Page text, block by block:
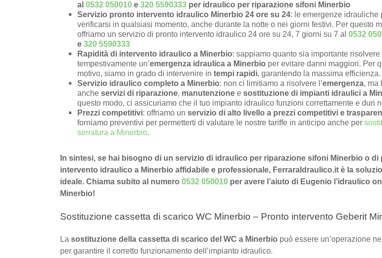
al 0532 050010 e 320 5590333 per idraulico per riparazione sifoni Minerbio
Servizio pronto intervento idraulico Minerbio 24 ore su 24: le emergenze idrauliche
verificarsi in qualsiasi momento, anche durante la notte o nei giorni festivi. Per questo
offriamo un servizio di pronto intervento idraulico 24 ore su 24, 7 giorni su 7 al 0532
e 320 5590333
Rapidità di intervento idraulico a Minerbio: sappiamo quanto sia importante risolvere
tempestivamente un’emergenza idraulica a Minerbio per evitare danni maggiori. Per
motivo, siamo in grado di intervenire in tempi rapidi, garantendo la massima efficienza.
Servizio idraulico completo a Minerbio: non ci limitiamo a risolvere l’emergenza, ma
anche servizi di riparazione, manutenzione e sostituzione di impianti idraulici a
questo modo, ci assicuriamo che il tuo impianto idraulico funzioni correttamente e duri
Prezzi competitivi: offriamo un servizio di alto livello a prezzi competitivi e
forniamo preventivi per permetterti di valutare le nostre tariffe in anticipo anche per
serratura a Minerbio.
In sintesi, se hai bisogno di un servizio di idraulico per riparazione sifoni Minerbio o di
intervento idraulico a Minerbio affidabile e professionale, FerraraIdraulico.it è la
ideale. Chiama subito al numero 0532 050010 per avere l’aiuto di Eugenio l’idraulico
Minerbio!
Sostituzione cassetta di scarico WC Minerbio – Pronto intervento Geberit
La sostituzione della cassetta di scarico del WC a Minerbio può essere un’operazione
per garantire il corretto funzionamento dell’impianto idraulico.